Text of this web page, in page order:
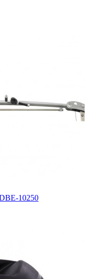
10250